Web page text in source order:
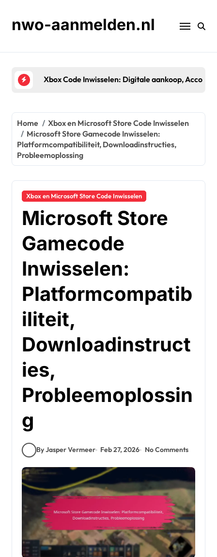
contentnwo-aanmelden.nl
Xbox Code Inwisselen: Digitale aankoop,
Home
Xbox en Microsoft Store Code Inwisselen
Microsoft Store Gamecode Inwisselen:
Platformcompatibiliteit, Downloadinstructies,
Probleemoplossing
Xbox en Microsoft Store Code Inwisselen
Microsoft Store
Gamecode
Inwisselen:
Platformcompatib
iliteit,
Downloadinstruct
ies,
Probleemoplossin
g
By Jasper Vermeer Feb 27, 2026 No Comments